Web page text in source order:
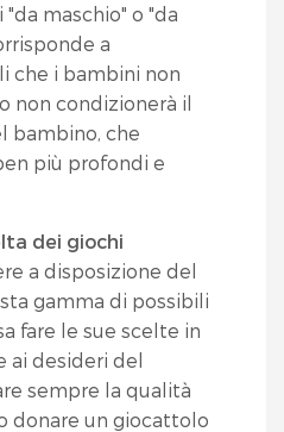
maschio" o "da
a
che i bambini non
non condizionerà il
bambino, che
più profondi e
dei giochi
a disposizione del
gamma di possibili
fare le sue scelte in
ai desideri del
sempre la qualità
donare un giocattolo